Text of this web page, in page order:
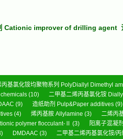
Cationic improver of drilling agent
丙基氯化铵均聚物系列 PolyDiallyl Dimethyl
(10)
二甲基二烯丙基氯化铵
(9) 造纸助剂 Pulp&Paper additives (9)
(4) 烯丙基胺 Allylamine (3)
二烯丙
polymer flocculant-Ⅱ (3)
阳离子混凝
DMDAAC (3)
二甲基二烯丙基氯化铵/